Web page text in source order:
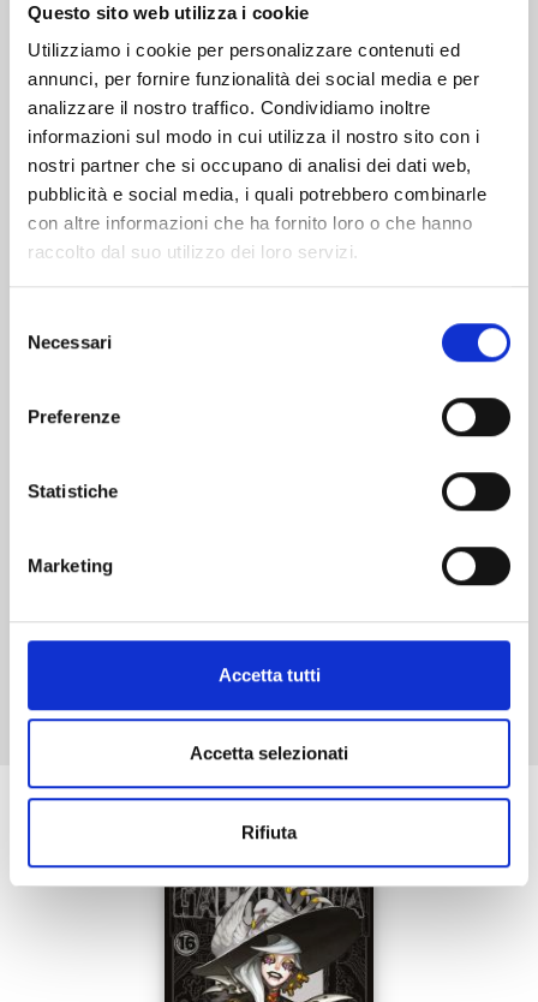
Questo sito web utilizza i cookie
Utilizziamo i cookie per personalizzare contenuti ed
annunci, per fornire funzionalità dei social media e per
analizzare il nostro traffico. Condividiamo inoltre
informazioni sul modo in cui utilizza il nostro sito con i
nostri partner che si occupano di analisi dei dati web,
pubblicità e social media, i quali potrebbero combinarle
con altre informazioni che ha fornito loro o che hanno
raccolto dal suo utilizzo dei loro servizi.
delNecessari
Preferenze
Statistiche
Marketing
Accetta tutti
Accetta selezionati
Rifiuta
Mostra tutto
Se ti è piaciuto prova anche: